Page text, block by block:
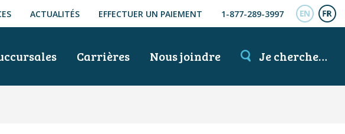
ACTUALITÉS EFFECTUER UN PAIEMENT 1-877-289-3997
Carrières Nous joindre Je cherche…